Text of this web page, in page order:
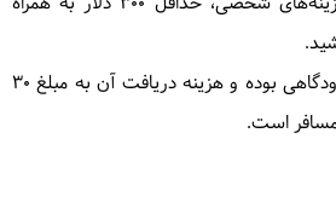
برای گشت برنامه های اختیاری در پخارا
ویزای نپال فرودگاهی بوده و هزینه دریافت آن به مبلغ 30
مسافر است.